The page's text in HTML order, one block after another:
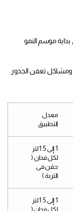
موسم النمو
ومشاكل تعفن الجذور.
معدل
التطبيق
1 إلى 1.5 لتر
لكل فدان (
حقن فى
التربة )
1 إلى 1.5 لتر
لكل فدان (